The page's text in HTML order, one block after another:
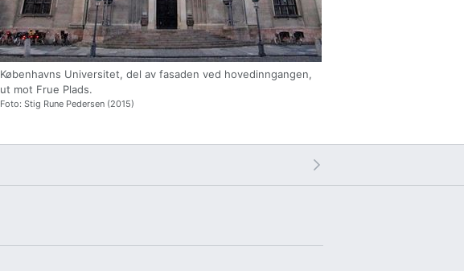
Københavns Universitet, del av fasaden ved hovedinngangen,
ut mot Frue Plads.
Foto: Stig Rune Pedersen (2015)